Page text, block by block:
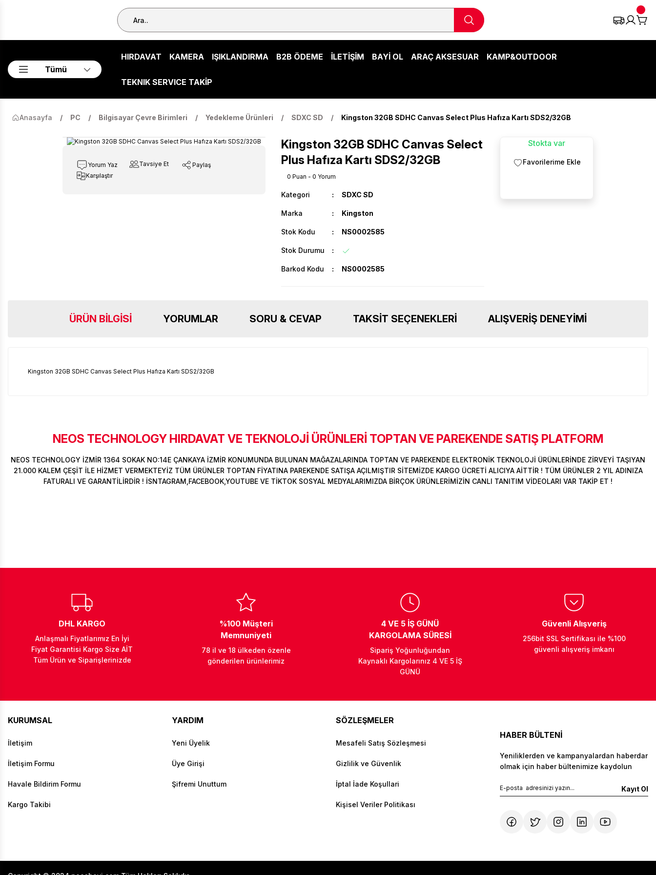
Tümü
HIRDAVAT KAMERA IŞIKLANDIRMA B2B ÖDEME İLETİŞİM BAYİ OL ARAÇ AKSESUAR KAMP&OUTDOOR
TEKNIK SERVICE TAKİP
Anasayfa PC Bilgisayar Çevre Birimleri Yedekleme Ürünleri SDXC SD Kingston 32GB SDHC Canvas Select Plus Hafıza Kartı SDS2/32GB
Yorum Yaz Tavsiye Et
Paylaş
Karşılaştır
Kingston 32GB SDHC Canvas Select
Plus Hafıza Kartı SDS2/32GB
0 Puan - 0 Yorum
Kategori SDXC SD
Marka Kingston
Stok Kodu NS0002585
Stok Durumu
Barkod Kodu NS0002585
Stokta var
ÜRÜN BILGISI YORUMLAR SORU & CEVAP TAKSIT SEÇENEKLERI ALIŞVERIŞ DENEYIMI
Kingston 32GB SDHC Canvas Select Plus Hafıza Kartı SDS2/32GB
Bu ürüne ilk yorumu siz yapın!
Yorum Yaz
Ürün hakkında henüz soru sorulmamış.
Soru Sor
Sitemize ilk yorumu siz yapın!
Deneyimini Paylaş
NEOS TECHNOLOGY HIRDAVAT VE TEKNOLOJİ ÜRÜNLERİ TOPTAN VE PAREKENDE SATIŞ PLATFORM
NEOS TECHNOLOGY İZMİR 1364 SOKAK NO:14E ÇANKAYA İZMİR KONUMUNDA BULUNAN MAĞAZALARINDA TOPTAN VE PAREKENDE ELEKTRONİK TEKNOLOJİ ÜRÜNLERİNDE ZİRVEYİ TAŞIYAN
21.000 KALEM ÇEŞİT İLE HİZMET VERMEKTEYİZ TÜM ÜRÜNLER TOPTAN FİYATINA PAREKENDE SATIŞA AÇILMIŞTIR SİTEMİZDE KARGO ÜCRETİ ALICIYA AİTTİR ! TÜM ÜRÜNLER 2 YIL ADINIZA
FATURALI VE GARANTİLİRDİR ! İSNTAGRAM,FACEBOOK,YOUTUBE VE TİKTOK SOSYAL MEDYALARIMIZDA BİRÇOK ÜRÜNLERİMİZİN CANLI TANITIM VİDEOLARI VAR TAKİP ET !
DHL KARGO
Anlaşmalı Fiyatlarımız En İyi
Fiyat Garantisi Kargo Size AİT
Tüm Ürün ve Siparişlerinizde
%100 Müşteri
Memnuniyeti
78 il ve 18 ülkeden özenle
gönderilen ürünlerimiz
4 VE 5 İŞ GÜNÜ
KARGOLAMA SÜRESİ
Sipariş Yoğunluğundan
Kaynaklı Kargolarınız 4 VE 5 İŞ
GÜNÜ
Güvenli Alışveriş
256bit SSL Sertifikası ile %100
güvenli alışveriş imkanı
KURUMSAL
İletişim
İletişim Formu
Havale Bildirim Formu
Kargo Takibi
YARDIM
Yeni Üyelik
Üye Girişi
Şifremi Unuttum
SÖZLEŞMELER
Mesafeli Satış Sözleşmesi
Gizlilik ve Güvenlik
İptal İade Koşullari
Kişisel Veriler Politikası
HABER BÜLTENİ
Yeniliklerden ve kampanyalardan haberdar
olmak için haber bültenimize kaydolun
Kayıt Ol